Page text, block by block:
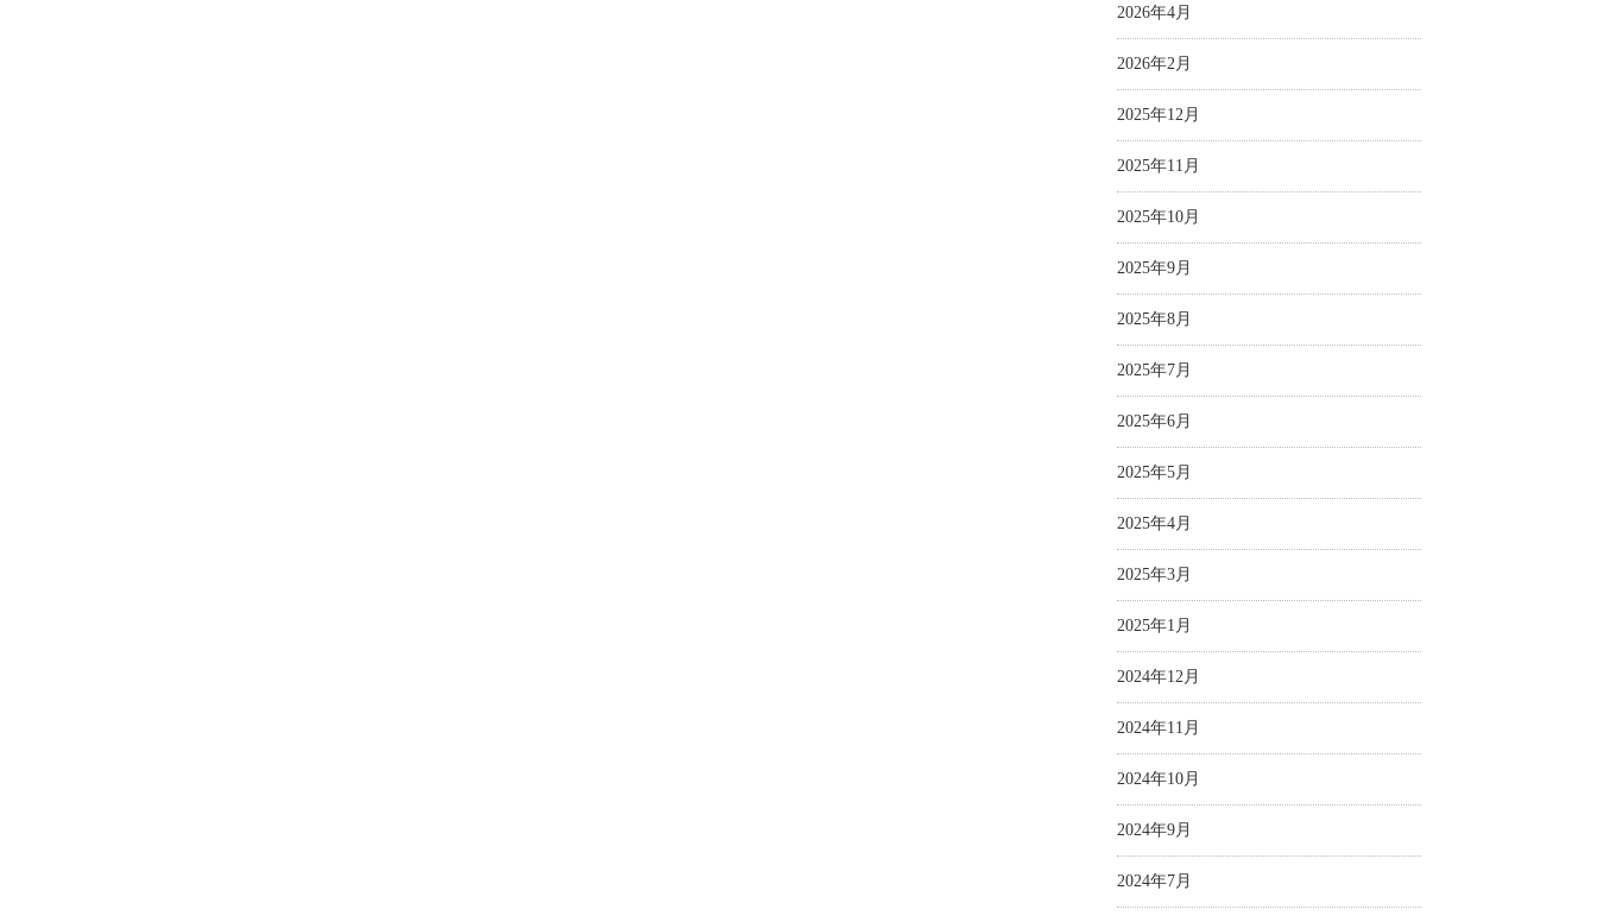
2026年4月
2026年2月
2025年12月
2025年11月
2025年10月
2025年9月
2025年8月
2025年7月
2025年6月
2025年5月
2025年4月
2025年3月
2025年1月
2024年12月
2024年11月
2024年10月
2024年9月
2024年7月